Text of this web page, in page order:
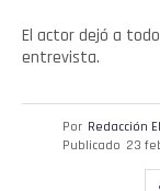
El actor dejó a
entrevista.
Por Redacción
Publicado 23